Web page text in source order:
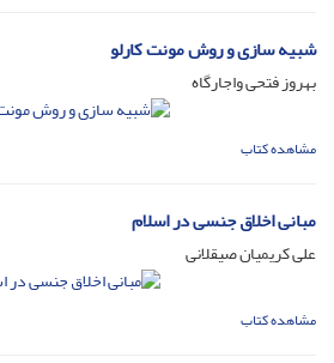
شبیه سازی و روش مونت کارلو
بهروز فتحی واجارگاه
مشاهده کتاب
مبانی اخلاق جنسی در اسلام
علی کریمیان صیقلانی
مشاهده کتاب